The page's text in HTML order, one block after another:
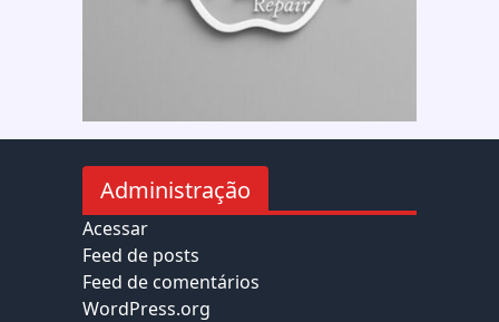
Administração
Acessar
Feed de posts
Feed de comentários
WordPress.org